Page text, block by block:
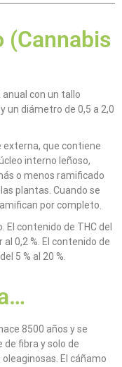
(Cannabis
con un tallo
un diámetro de 0,5 a 2,0
externa, que contiene
interno leñoso,
o menos ramificado
plantas. Cuando se
por completo.
El contenido de THC del
0,2 %. El contenido de
5 % al 20 %.
8500 años y se
fibra y solo de
El cáñamo